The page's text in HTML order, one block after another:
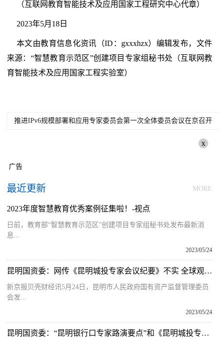
（互联网教育智能技术及应用国家工程研究中心代章）
2023年5月18日
本文由教育信息化资讯（ID：gxxxhzx）编辑发布，文件
来源：“智慧教育示范区”创建项目专家组秘书处（互联网教
育智能技术及应用国家工程实验室）
推进IPv6规模部署和应用专家委员会第一次全体委员会议在京召开
x
广告
最近更新 MORE
2023年度智慧教育优秀案例征集啦！-视点
日前，教育部“智慧教育示范区”创建项目专家组秘书处发布最新消
息...
2023/05/24
昆明国资委：网传《昆明城投专家会议纪要》不实 全球观焦点
新京报贝壳财经讯5月24日，昆明市人民政府国有资产监督管理委员
会发...
2023/05/24
昆明国资委：“昆明银行口专家路演要点”和《昆明城投专家会议纪要》信息不实|天天百事通